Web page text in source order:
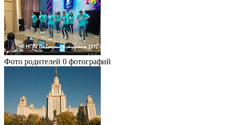
Фото родителей 0 фотографий